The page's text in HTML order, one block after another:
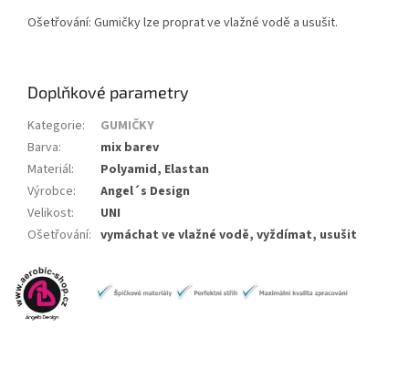
Ošetřování: Gumičky lze proprat ve vlažné vodě a usušit.
Doplňkové parametry
Kategorie:
GUMIČKY
Barva:
mix barev
Materiál:
Polyamid, Elastan
Výrobce:
Angel´s Design
Velikost:
UNI
Ošetřování: vymáchat ve vlažné vodě, vyždímat, usušit